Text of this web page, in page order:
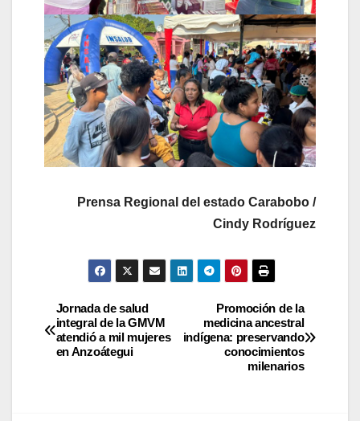
Prensa Regional del estado Carabobo /
Cindy Rodríguez
Promoción de la
medicina ancestral
indígena: preservando
conocimientos
milenarios
Jornada de salud
integral de la GMVM
atendió a mil mujeres
en Anzoátegui